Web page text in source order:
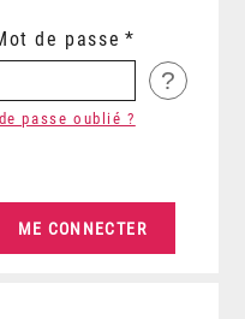
de passe
?
passe oublié ?